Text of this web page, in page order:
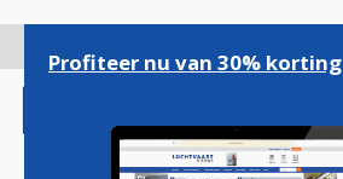
gaan
Profiteer nu van 30% korting